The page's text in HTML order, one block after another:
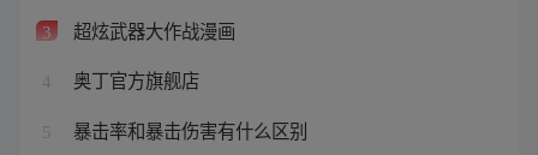
3 超炫武器大作战漫画
4 奥丁官方旗舰店
5 暴击率和暴击伤害有什么区别